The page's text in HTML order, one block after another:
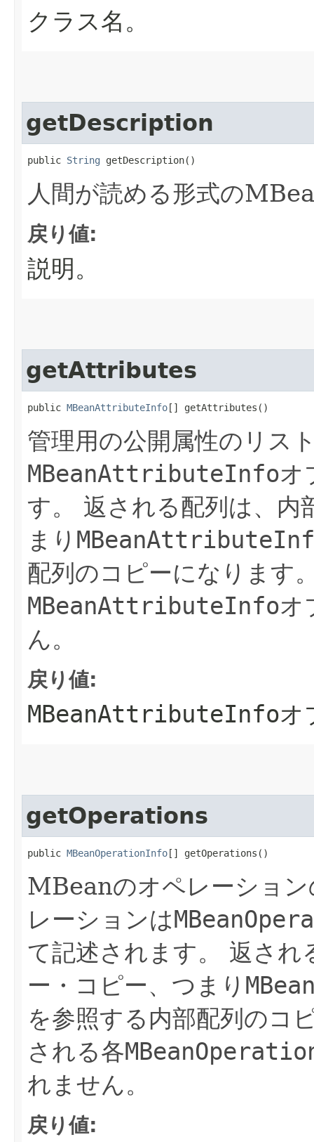
クラス名。
getDescription
public String getDescription()
人間が読める形式の
戻り値:
説明。
getAttributes
public MBeanAttributeInfo [] getAttributes()
管理用の公開属性のリス
MBeanAttributeInfoオ
す。
返される配列は、内
まり
配列のコピーになります
MBeanAttributeInfoオ
ん。
戻り値:
MBeanAttributeInfoオ
getOperations
public MBeanOperationInfo [] getOperations()
MBeanのオペレーショ
レーションは
て記述されます。
返され
ー・コピー、つまり
を参照する内部配列のコ
される各
れません。
戻り値: